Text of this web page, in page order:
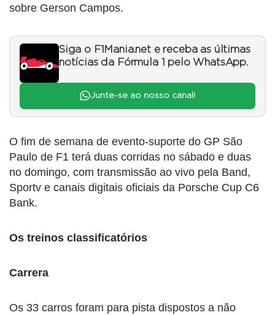
sobre Gerson Campos.
Siga o F1Mania.net e receba as últimas
notícias da Fórmula 1 pelo WhatsApp.
Junte-se ao nosso canal!
O fim de semana de evento-suporte do GP São
Paulo de F1 terá duas corridas no sábado e duas
no domingo, com transmissão ao vivo pela Band,
Sportv e canais digitais oficiais da Porsche Cup C6
Bank.
Os treinos classificatórios
Carrera
Os 33 carros foram para pista dispostos a não